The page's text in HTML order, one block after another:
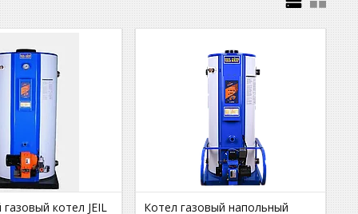
котел JEIL
Котел газовый напольный